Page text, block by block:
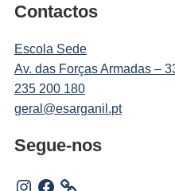
Contactos
Escola Sede
Av. das Forças Armadas –
235 200 180
geral@esarganil.pt
Segue-nos
Instagram
Facebook